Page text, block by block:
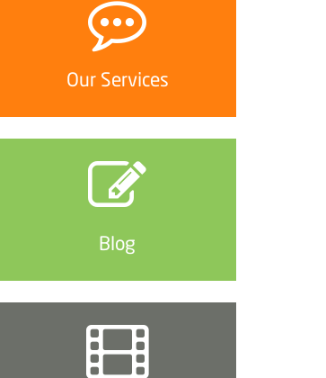
Our Services
Blog